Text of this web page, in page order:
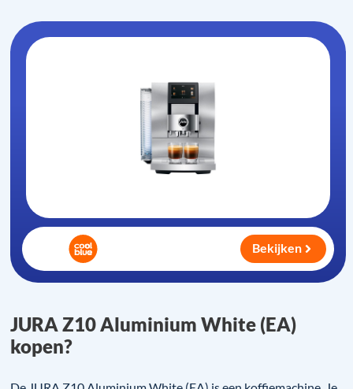
JURA Z10 Aluminium White (EA)
kopen?
Bekijken